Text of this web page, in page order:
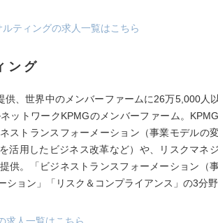
ティングの求人一覧はこちら
ング
供、世界中のメンバーファームに26万5,000人
ットワークKPMGのメンバーファーム。
ストランスフォーメーション（事業モデルの
活用したビジネス改革など）や、リスクマネ
供。「ビジネストランスフォーメーション（
ション」「リスク＆コンプライアンス」の3分野
求人一覧はこちら